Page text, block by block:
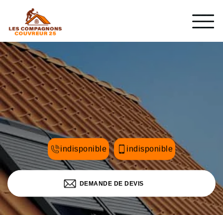
indisponible indisponible
DEMANDE DE DEVIS